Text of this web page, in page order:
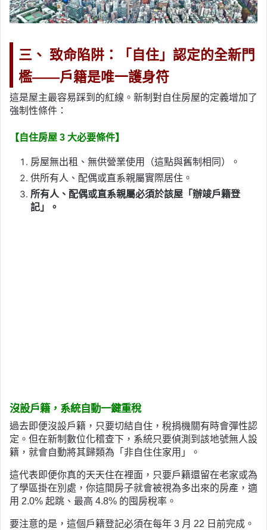
三、 致命陷阱：「自住」認定的全新門
檻——戶籍是唯一護身符
這是屋主最容易踩到的紅線。新制對自住房屋的定義增加了
強制性條件：
【自住房屋 3 大必要條件】
房屋無出租、無供營業使用（這點與舊制相同）。
供所有人、配偶或直系親屬實際居住。
所有人、配偶或直系親屬必須於該屋「辦竣戶籍登
記」。
沒設戶籍，系統自動一鍵重稅
過去即便沒設戶籍，只要切結自住，稅捐機關有時會彈性認
定。但在新制數位化稽查下，系統只要偵測到該地號無人設
籍，就會自動將其歸類為「非自住住家用」。
這代表即便你真的天天住在裡面，只要戶籍還留在老家或為
了學區掛在別處，你這間房子就會被視為多出來的房產，適
用 2.0% 起跳、最高 4.8% 的囤房稅率。
要注意的是，這個戶籍登記必須在每年 3 月 22 日前完成。